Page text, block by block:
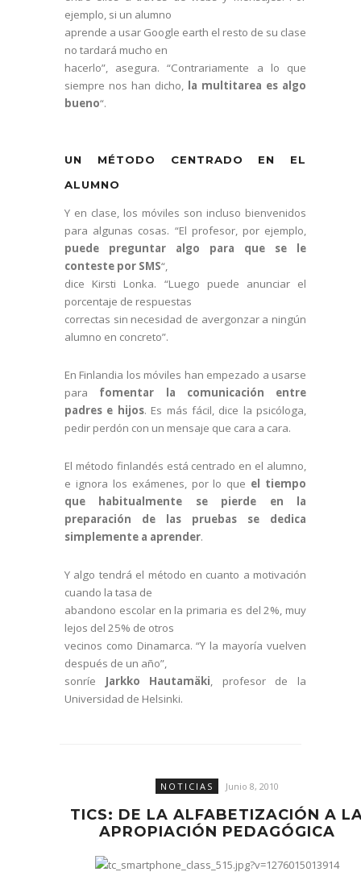
ejemplo, si un alumno
aprende a usar Google earth el resto de su clase
no tardará mucho en
hacerlo”, asegura. “Contrariamente a lo que
siempre nos han dicho, la multitarea es algo
bueno“.
UN MÉTODO CENTRADO EN EL
ALUMNO
Y en clase, los móviles son incluso bienvenidos
para algunas cosas. “El profesor, por ejemplo,
puede preguntar algo para que se le
conteste por SMS“,
dice Kirsti Lonka. “Luego puede anunciar el
porcentaje de respuestas
correctas sin necesidad de avergonzar a ningún
alumno en concreto”.
En Finlandia los móviles han empezado a usarse
para fomentar la comunicación entre
padres e hijos. Es más fácil, dice la psicóloga,
pedir perdón con un mensaje que cara a cara.
El método finlandés está centrado en el alumno,
e ignora los exámenes, por lo que el tiempo
que habitualmente se pierde en la
preparación de las pruebas se dedica
simplemente a aprender.
Y algo tendrá el método en cuanto a motivación
cuando la tasa de
abandono escolar en la primaria es del 2%, muy
lejos del 25% de otros
vecinos como Dinamarca. “Y la mayoría vuelven
después de un año”,
sonríe Jarkko Hautamäki, profesor de la
Universidad de Helsinki.
NOTICIAS Junio 8, 2010
TICS: DE LA ALFABETIZACIÓN A
APROPIACIÓN PEDAGÓGICA